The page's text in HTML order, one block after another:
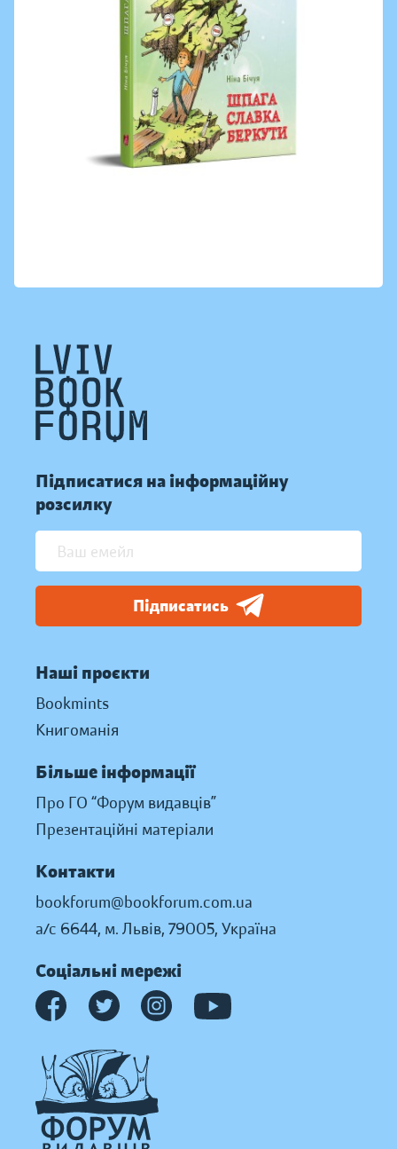
Підписатися на інформаційну
розсилку
Підписатись
Наші проєкти
Bookmints
Книгоманія
Більше інформації
Про ГО “Форум видавців”
Презентаційні матеріали
Контакти
bookforum@bookforum.com.ua
а/с 6644, м. Львів, 79005, Україна
Соціальні мережі